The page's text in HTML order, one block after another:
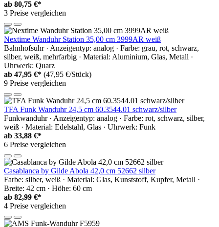
ab 80,75 €*
3 Preise vergleichen
Nextime Wanduhr Station 35,00 cm 3999AR weiß
Bahnhofsuhr · Anzeigentyp: analog · Farbe: grau, rot, schwarz,
silber, weiß, mehrfarbig · Material: Aluminium, Glas, Metall ·
Uhrwerk: Quarz
ab 47,95 €* (47,95 €/Stück)
9 Preise vergleichen
TFA Funk Wanduhr 24,5 cm 60.3544.01 schwarz/silber
Funkwanduhr · Anzeigentyp: analog · Farbe: rot, schwarz, silber,
weiß · Material: Edelstahl, Glas · Uhrwerk: Funk
ab 33,88 €*
6 Preise vergleichen
Casablanca by Gilde Abola 42,0 cm 52662 silber
Farbe: silber, weiß · Material: Glas, Kunststoff, Kupfer, Metall ·
Breite: 42 cm · Höhe: 60 cm
ab 82,99 €*
4 Preise vergleichen